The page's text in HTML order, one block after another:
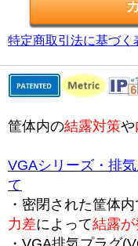
特定商取引法に基づく
筐体内の結露対策や
VGAシリーズ・排
て
・密閉された筐体内
力差によって結露が